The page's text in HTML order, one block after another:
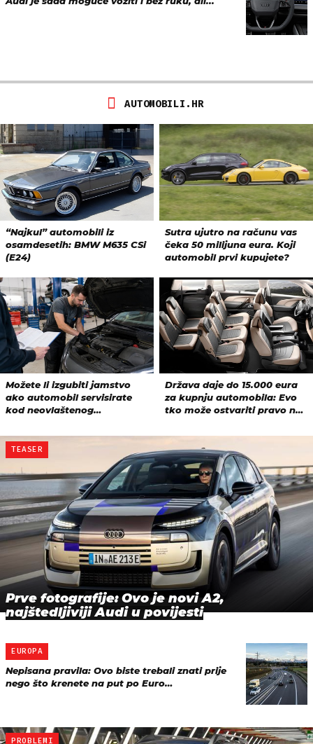
TEASER
Prve fotografije: Ovo je novi A2,
najštedljiviji Audi u povijesti
EUROPA
Nepisana pravila: Ovo biste trebali znati prije
nego što krenete na put po Euro…
PROBLEMI